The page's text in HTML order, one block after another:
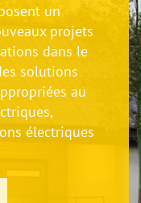
un
projets
dans le
solutions
au
électriques